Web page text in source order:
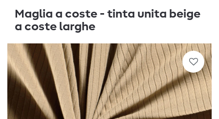
Maglia a coste - tinta unita beige
a coste larghe